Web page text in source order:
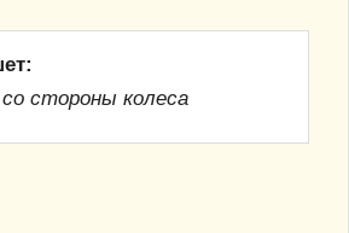
стороны колеса